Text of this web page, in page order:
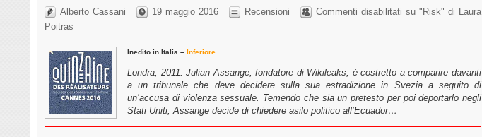
Alberto Cassani 19 maggio 2016 Recensioni Commenti disabilitati su "Risk" di Laura
Poitras
Inedito in Italia – Inferiore
Londra, 2011. Julian Assange, fondatore di Wikileaks, è costretto a comparire davanti
a un tribunale che deve decidere sulla sua estradizione in Svezia a seguito di
un’accusa di violenza sessuale. Temendo che sia un pretesto per poi deportarlo negli
Stati Uniti, Assange decide di chiedere asilo politico all’Ecuador…